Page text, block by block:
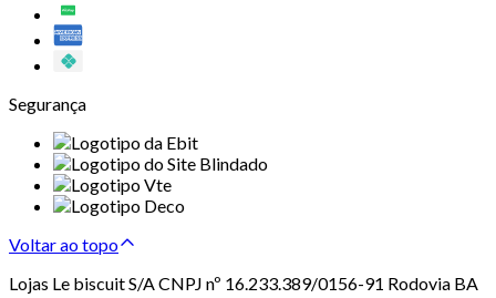
Segurança
Voltar ao topo
Lojas Le biscuit S/A CNPJ nº 16.233.389/0156-91 Rodovia BA